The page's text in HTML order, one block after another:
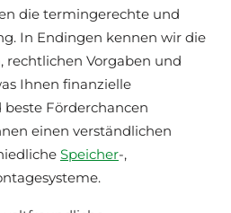
die termingerechte und
In Endingen kennen wir die
rechtlichen Vorgaben und
Ihnen finanzielle
Förderchancen
einen verständlichen
Speicher-,